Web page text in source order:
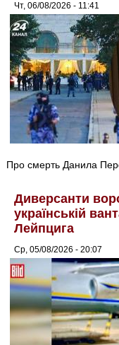
Чт, 06/08/2026 - 11:41
Про смерть Данила
Диверсанти
українській
Лейпцига
Ср, 05/08/2026 - 20:07